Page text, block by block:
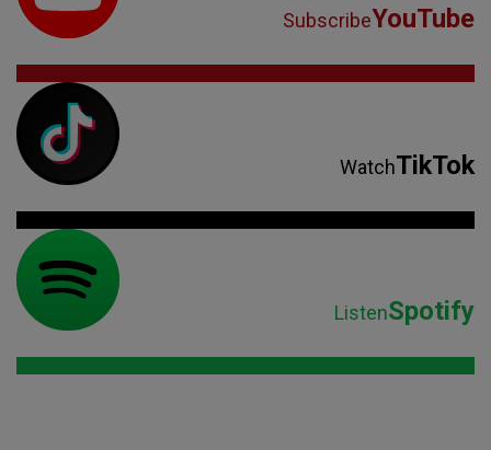
SubscribeYouTube
WatchTikTok
ListenSpotify